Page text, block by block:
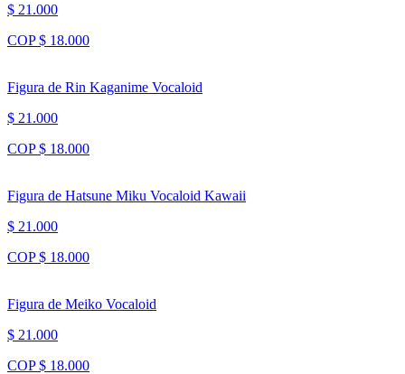
$ 21.000
COP $ 18.000
Figura de Rin Kaganime Vocaloid
$ 21.000
COP $ 18.000
Figura de Hatsune Miku Vocaloid Kawaii
$ 21.000
COP $ 18.000
Figura de Meiko Vocaloid
$ 21.000
COP $ 18.000